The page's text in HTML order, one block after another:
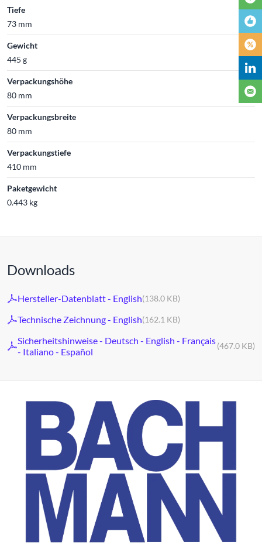
Tiefe
73 mm
Gewicht
445 g
Verpackungshöhe
80 mm
Verpackungsbreite
80 mm
Verpackungstiefe
410 mm
Paketgewicht
0.443 kg
Downloads
Hersteller-Datenblatt - English(138.0 KB)
Technische Zeichnung - English(162.1 KB)
Sicherheitshinweise - Deutsch - English - Français
- Italiano - Español
(467.0 KB)